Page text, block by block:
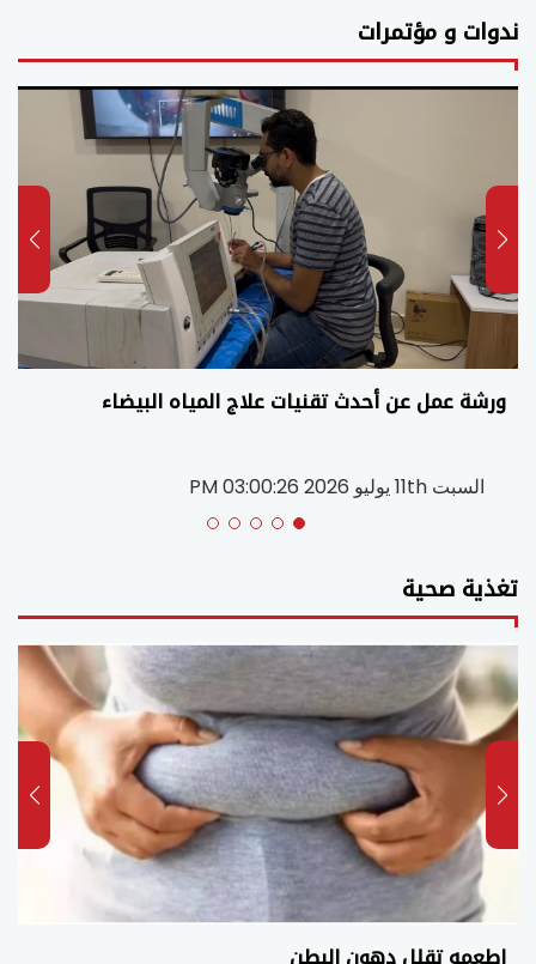
ندوات و مؤتمرات
ورشة عمل عن أحدث تقنيات علاج المياه البيضاء
السبت 11th يوليو 2026 03:00:26 PM
تغذية صحية